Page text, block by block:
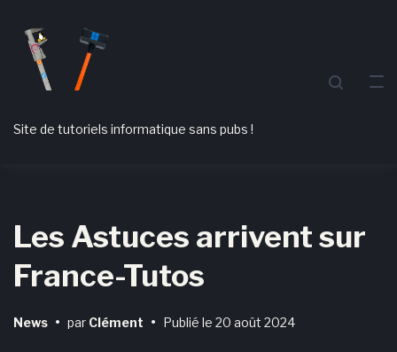
principale
contenu
page
Site de tutoriels informatique sans pubs !
Les Astuces arrivent sur
France-Tutos
News • par Clément • Publié le 20 août 2024